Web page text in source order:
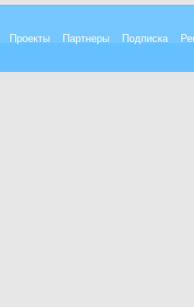
Проекты Партнеры Подписка